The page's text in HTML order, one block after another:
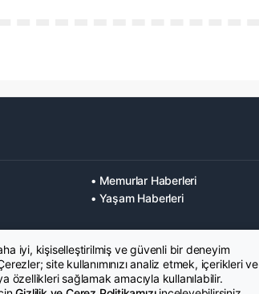
• Memurlar Haberleri
• Yaşam Haberleri
iyi, kişiselleştirilmiş ve güvenli bir deneyim
site kullanımınızı analiz etmek, içerikleri ve
özellikleri sağlamak amacıyla kullanılabilir.